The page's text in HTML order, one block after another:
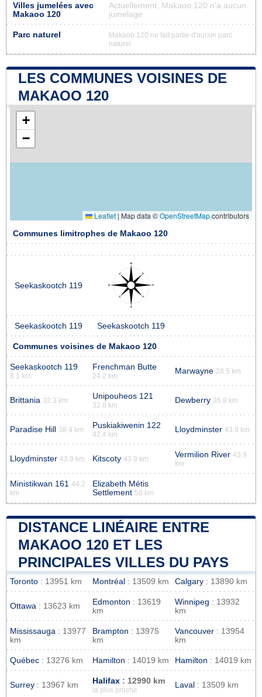
Villes jumelées avec
Makaoo 120
Actuellement, Makaoo 120 n'a aucun
jumelage
Parc naturel
Makaoo 120 ne fait partie d'aucun parc
naturel
LES COMMUNES VOISINES DE
MAKAOO 120
+
−
Leaflet | Map data ©OpenStreetMapcontributors
Communes limitrophes de Makaoo 120
Seekaskootch 119
Seekaskootch 119 Seekaskootch 119
Communes voisines de Makaoo 120
Seekaskootch 119
8.1 km
Frenchman Butte
24.2 km
Marwayne 28.5 km
Brittania 32.3 km Unipouheos 121
32.8 km
Dewberry 36.8 km
Paradise Hill 38.4 km Puskiakiwenin 122
42.4 km
Lloydminster 43.8 km
Lloydminster 43.9 km Kitscoty 43.9 km Vermilion River 43.9
km
Ministikwan 161 44.2
km
Elizabeth Métis
Settlement 50 km
DISTANCE LINÉAIRE ENTRE
MAKAOO 120 ET LES
PRINCIPALES VILLES DU PAYS
Toronto : 13951 km Montréal : 13509 km Calgary : 13890 km
Ottawa : 13623 km Edmonton : 13619
km
Winnipeg : 13932
km
Mississauga : 13977
km
Brampton : 13975
km
Vancouver : 13954
km
Québec : 13276 km Hamilton : 14019 km Hamilton : 14019 km
Surrey : 13967 km Halifax : 12990 km
la plus proche
Laval : 13509 km